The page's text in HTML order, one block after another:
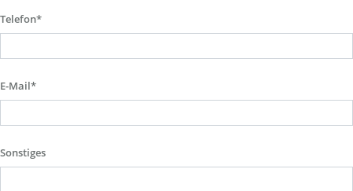
Telefon*
E-Mail*
Sonstiges